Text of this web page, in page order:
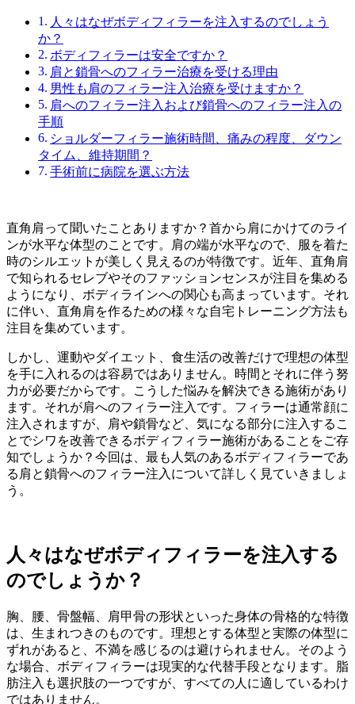
人々はなぜボディフィラーを注入するのでしょう
か？
ボディフィラーは安全ですか？
肩と鎖骨へのフィラー治療を受ける理由
男性も肩のフィラー注入治療を受けますか？
肩へのフィラー注入および鎖骨へのフィラー注入の
手順
ショルダーフィラー施術時間、痛みの程度、ダウン
タイム、維持期間？
手術前に病院を選ぶ方法
直角肩って聞いたことありますか？首から肩にかけてのライ
ンが水平な体型のことです。肩の端が水平なので、服を着た
時のシルエットが美しく見えるのが特徴です。近年、直角肩
で知られるセレブやそのファッションセンスが注目を集める
ようになり、ボディラインへの関心も高まっています。それ
に伴い、直角肩を作るための様々な自宅トレーニング方法も
注目を集めています。
しかし、運動やダイエット、食生活の改善だけで理想の体型
を手に入れるのは容易ではありません。時間とそれに伴う努
力が必要だからです。こうした悩みを解決できる施術があり
ます。それが肩へのフィラー注入です。フィラーは通常顔に
注入されますが、肩や鎖骨など、気になる部分に注入するこ
とでシワを改善できるボディフィラー施術があることをご存
知でしょうか？今回は、最も人気のあるボディフィラーであ
る肩と鎖骨へのフィラー注入について詳しく見ていきましょ
う。
人々はなぜボディフィラーを注入する
のでしょうか？
胸、腰、骨盤幅、肩甲骨の形状といった身体の骨格的な特徴
は、生まれつきのものです。理想とする体型と実際の体型に
ずれがあると、不満を感じるのは避けられません。そのよう
な場合、ボディフィラーは現実的な代替手段となります。脂
肪注入も選択肢の一つですが、すべての人に適しているわけ
ではありません。